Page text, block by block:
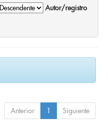
Autor/registro
Anterior 1 Siguiente